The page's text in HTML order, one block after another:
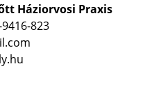
Háziorvosi Praxis
823